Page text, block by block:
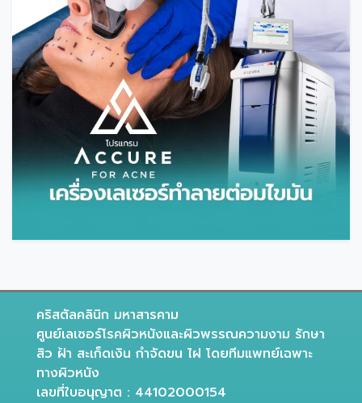
คริสตัลคลินิก มหาสารคาม
ศูนย์เลเซอร์โรคผิวหนังและผิวพรรณความงาม รักษา
สิว ฝ้า สะเก็ดเงิน กำจัดขน ไฝ โดยทีมแพทย์เฉพาะ
ทางผิวหนัง
เลขที่ใบอนุญาต : 44102000154